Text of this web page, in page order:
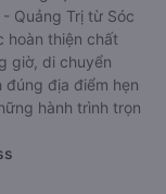
Quảng Trị từ Sóc
hoàn thiện chất
giờ, di chuyển
địa điểm hẹn
hành trình trọn